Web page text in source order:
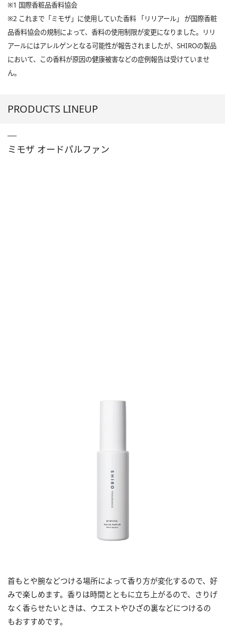
※1 国際香粧品香料協会
※2 これまで「ミモザ」に使用していた香料 「リリアール」 が国際香粧
品香料協会の規制によって、香料の使用制限が変更になりました。リリ
アールにはアレルゲンとなる可能性が報告されましたが、SHIROの製品
において、この香料が原因の健康被害などの症例報告は受けていませ
ん。
PRODUCTS LINEUP
ミモザ オードパルファン
首もとや腕などつける場所によって香り方が変化するので、好
みで楽しめます。香りは時間とともに立ち上がるので、さりげ
なく香らせたいときは、ウエストやひざの裏などにつけるの
もおすすめです。